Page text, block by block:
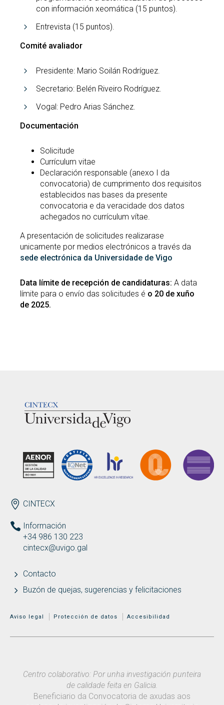
con información xeomática (15 puntos).
Entrevista (15 puntos).
Comité avaliador
Presidente: Mario Soilán Rodríguez.
Secretario: Belén Riveiro Rodríguez.
Vogal: Pedro Arias Sánchez.
Documentación
Solicitude
Currículum vitae
Declaración responsable (anexo I da
convocatoria) de cumprimento dos requisitos
establecidos nas bases da presente
convocatoria e da veracidade dos datos
achegados no currículum vítae.
A presentación de solicitudes realizarase
unicamente por medios electrónicos a través da
sede electrónica da Universidade de Vigo
Data límite de recepción de candidaturas: A data
límite para o envío das solicitudes é o 20 de xuño
de 2025.
ENDEREZO ES
CINTECX
Información
+34 986 130 223
cintecx@uvigo.gal
Contacto
Buzón de quejas, sugerencias y felicitaciones
MENÚ ADICIONAL
Aviso legal Protección de datos Accesibilidad
Centro colaborativo: Por unha investigación punteira
de calidade feita en Galicia.
Beneficiario da Convocatoria de axudas aos